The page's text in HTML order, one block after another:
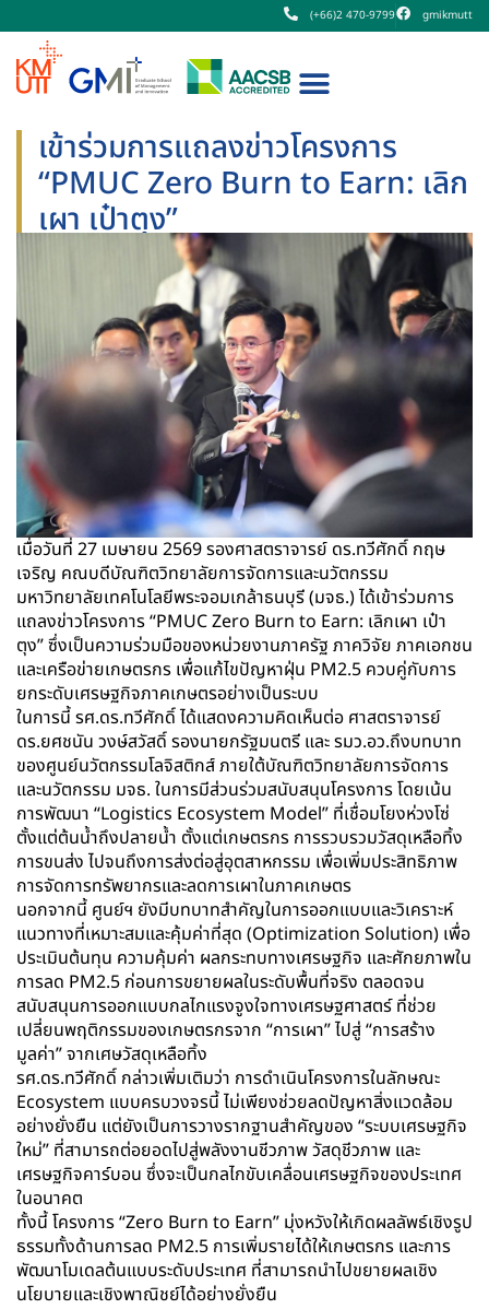
(+66)2 470-9799 gmikmutt
เข้าร่วมการแถลงข่าวโครงการ
“PMUC Zero Burn to Earn: เลิก
เผา เป๋าตุง”
เมื่อวันที่ 27 เมษายน 2569 รองศาสตราจารย์ ดร.ทวีศักดิ์ กฤษ
เจริญ คณบดีบัณฑิตวิทยาลัยการจัดการและนวัตกรรม
มหาวิทยาลัยเทคโนโลยีพระจอมเกล้าธนบุรี (มจธ.) ได้เข้าร่วมการ
แถลงข่าวโครงการ “PMUC Zero Burn to Earn: เลิกเผา เป๋า
ตุง” ซึ่งเป็นความร่วมมือของหน่วยงานภาครัฐ ภาควิจัย ภาคเอกชน
และเครือข่ายเกษตรกร เพื่อแก้ไขปัญหาฝุ่น PM2.5 ควบคู่กับการ
ยกระดับเศรษฐกิจภาคเกษตรอย่างเป็นระบบ
ในการนี้ รศ.ดร.ทวีศักดิ์ ได้แสดงความคิดเห็นต่อ ศาสตราจารย์
ดร.ยศชนัน วงษ์สวัสดิ์ รองนายกรัฐมนตรี และ รมว.อว.ถึงบทบาท
ของศูนย์นวัตกรรมโลจิสติกส์ ภายใต้บัณฑิตวิทยาลัยการจัดการ
และนวัตกรรม มจธ. ในการมีส่วนร่วมสนับสนุนโครงการ โดยเน้น
การพัฒนา “Logistics Ecosystem Model” ที่เชื่อมโยงห่วงโซ่
ตั้งแต่ต้นน้ำถึงปลายน้ำ ตั้งแต่เกษตรกร การรวบรวมวัสดุเหลือทิ้ง
การขนส่ง ไปจนถึงการส่งต่อสู่อุตสาหกรรม เพื่อเพิ่มประสิทธิภาพ
การจัดการทรัพยากรและลดการเผาในภาคเกษตร
นอกจากนี้ ศูนย์ฯ ยังมีบทบาทสำคัญในการออกแบบและวิเคราะห์
แนวทางที่เหมาะสมและคุ้มค่าที่สุด (Optimization Solution) เพื่อ
ประเมินต้นทุน ความคุ้มค่า ผลกระทบทางเศรษฐกิจ และศักยภาพใน
การลด PM2.5 ก่อนการขยายผลในระดับพื้นที่จริง ตลอดจน
สนับสนุนการออกแบบกลไกแรงจูงใจทางเศรษฐศาสตร์ ที่ช่วย
เปลี่ยนพฤติกรรมของเกษตรกรจาก “การเผา” ไปสู่ “การสร้าง
มูลค่า” จากเศษวัสดุเหลือทิ้ง
รศ.ดร.ทวีศักดิ์ กล่าวเพิ่มเติมว่า การดำเนินโครงการในลักษณะ
Ecosystem แบบครบวงจรนี้ ไม่เพียงช่วยลดปัญหาสิ่งแวดล้อม
อย่างยั่งยืน แต่ยังเป็นการวางรากฐานสำคัญของ “ระบบเศรษฐกิจ
ใหม่” ที่สามารถต่อยอดไปสู่พลังงานชีวภาพ วัสดุชีวภาพ และ
เศรษฐกิจคาร์บอน ซึ่งจะเป็นกลไกขับเคลื่อนเศรษฐกิจของประเทศ
ในอนาคต
ทั้งนี้ โครงการ “Zero Burn to Earn” มุ่งหวังให้เกิดผลลัพธ์เชิงรูป
ธรรมทั้งด้านการลด PM2.5 การเพิ่มรายได้ให้เกษตรกร และการ
พัฒนาโมเดลต้นแบบระดับประเทศ ที่สามารถนำไปขยายผลเชิง
นโยบายและเชิงพาณิชย์ได้อย่างยั่งยืน